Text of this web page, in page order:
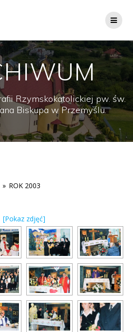
Rzymskokatolickiej pw. św.
Biskupa w Przemyślu.
» ROK 2003
[Pokaz zdjęć]